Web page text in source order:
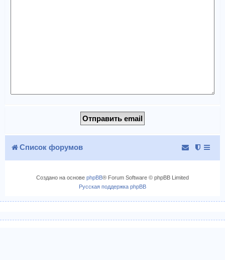
Список форумов
Создано на основе phpBB® Forum Software © phpBB Limited
Русская поддержка phpBB